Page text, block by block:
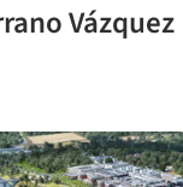
Vázquez